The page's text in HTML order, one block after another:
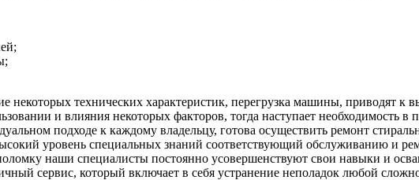
некоторых технических характеристик, перегрузка машины, приводят к
и влияния некоторых факторов, тогда наступает необходимость в
подходе к каждому владельцу, готова осуществить ремонт
уровень специальных знаний соответствующий обслуживанию и
наши специалисты постоянно усовершенствуют свои навыки и
сервис, который включает в себя устранение неполадок любой